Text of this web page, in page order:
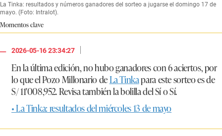
La Tinka: resultados y números ganadores del sorteo a jugarse el domingo 17 de
mayo. (Foto: Intralot).
Momentos clave
2026-05-16 23:34:27
|
En la última edición, no hubo ganadores con 6 aciertos, por
lo que el Pozo Millonario deLa Tinkapara este sorteo es de
S/ 11′008,952. Revisa también la bolilla del Sí o Sí.
• La Tinka: resultados del miércoles 13 de mayo